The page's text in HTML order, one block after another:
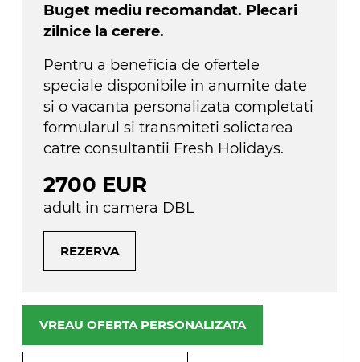
Buget mediu recomandat. Plecari
zilnice la cerere.
Pentru a beneficia de ofertele
speciale disponibile in anumite date
si o vacanta personalizata completati
formularul si transmiteti solictarea
catre consultantii Fresh Holidays.
2700 EUR
adult in camera DBL
REZERVA
VREAU OFERTA PERSONALIZATA